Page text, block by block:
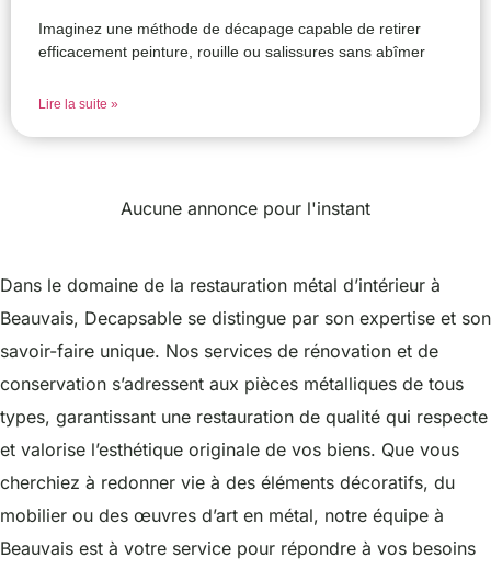
Imaginez une méthode de décapage capable de retirer
efficacement peinture, rouille ou salissures sans abîmer
Lire la suite »
Aucune annonce pour l'instant
Dans le domaine de la restauration métal d’intérieur à
Beauvais, Decapsable se distingue par son expertise et son
savoir-faire unique. Nos services de rénovation et de
conservation s’adressent aux pièces métalliques de tous
types, garantissant une restauration de qualité qui respecte
et valorise l’esthétique originale de vos biens. Que vous
cherchiez à redonner vie à des éléments décoratifs, du
mobilier ou des œuvres d’art en métal, notre équipe à
Beauvais est à votre service pour répondre à vos besoins